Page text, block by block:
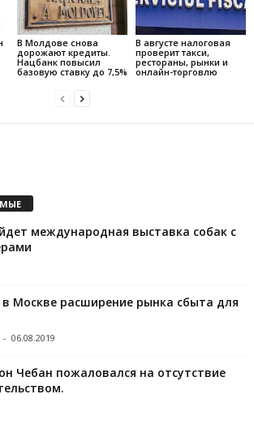
В Молдове снова
дорожают кредиты.
Нацбанк повысил
базовую ставку до 7,5%
В августе налоговая
проверит такси,
рестораны, рынки и
онлайн-торговлю
международная выставка собак с
в Москве расширение рынка сбыта для
- 06.08.2019
Чебан пожаловался на отсутствие